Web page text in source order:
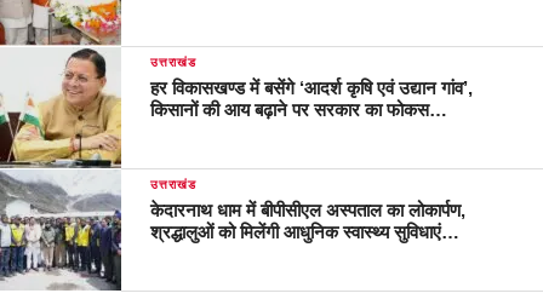
उत्तराखंड
हर विकासखण्ड में बसेंगे ‘आदर्श कृषि एवं उद्यान गांव’,
किसानों की आय बढ़ाने पर सरकार का फोकस…
उत्तराखंड
केदारनाथ धाम में बीपीसीएल अस्पताल का लोकार्पण,
श्रद्धालुओं को मिलेंगी आधुनिक स्वास्थ्य सुविधाएं…